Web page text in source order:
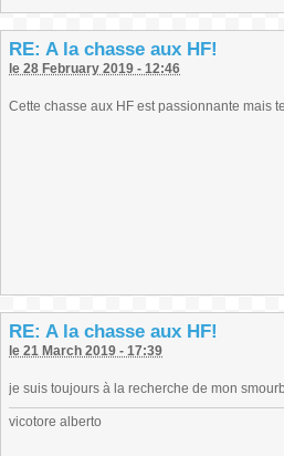
RE: A la chasse aux HF!
le 28 February 2019 - 12:46
Cette chasse aux HF est passionnante mais
RE: A la chasse aux HF!
le 21 March 2019 - 17:39
je suis toujours à la recherche de mon
vicotore alberto